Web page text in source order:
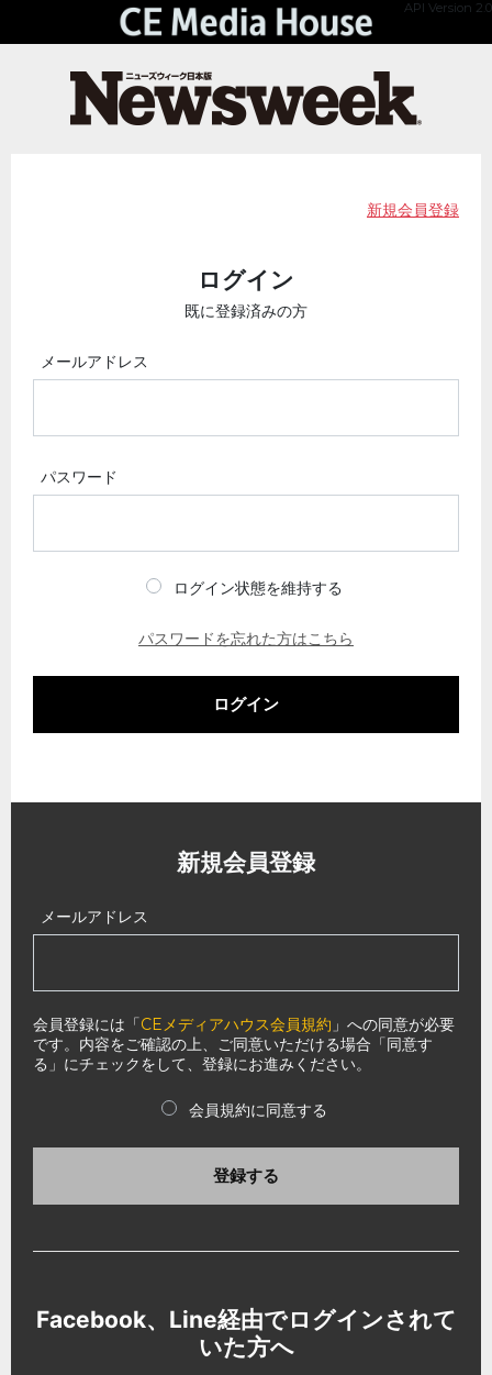
API Version 2.0
新規会員登録
ログイン
既に登録済みの方
メールアドレス
パスワード
ログイン状態を維持する
パスワードを忘れた方はこちら
ログイン
新規会員登録
メールアドレス
会員登録には「CEメディアハウス会員規約 」への同意が必要
です。内容をご確認の上、ご同意いただける場合「同意す
る」にチェックをして、登録にお進みください。
会員規約に同意する
登録する
Facebook、Line経由でログインされて
いた方へ